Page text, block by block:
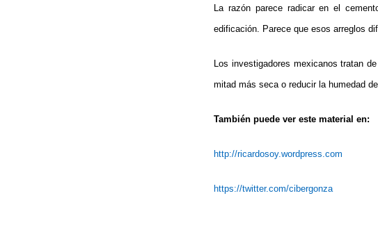
La razón parece radicar en el
edificación. Parece que esos arreglos
Los investigadores mexicanos tratan
mitad más seca o reducir la humedad
También puede ver este material en:
http://ricardosoy.wordpress.com
https://twitter.com/cibergonza